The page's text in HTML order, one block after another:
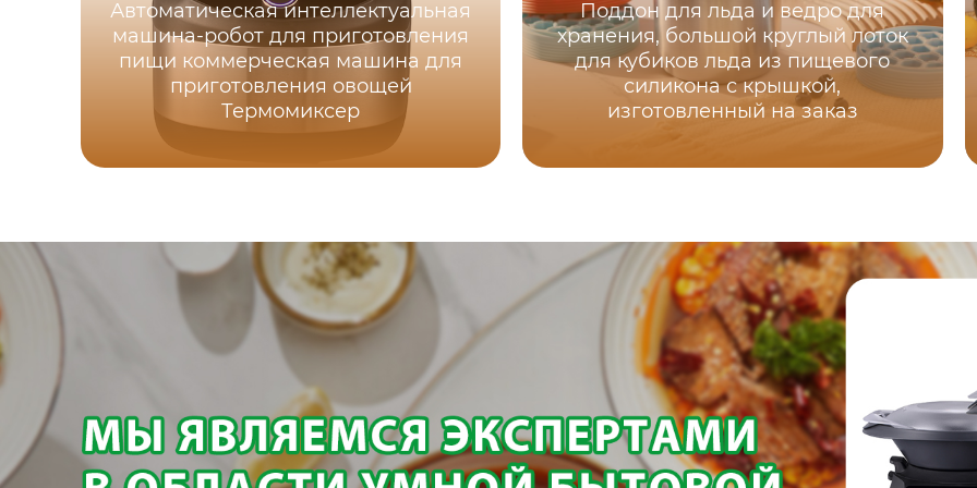
Автоматическая интеллектуальная
машина-робот для приготовления
пищи коммерческая машина для
приготовления овощей
Термомиксер
Поддон для льда и ведро для
хранения, большой круглый лоток
для кубиков льда из пищевого
силикона с крышкой,
изготовленный на заказ